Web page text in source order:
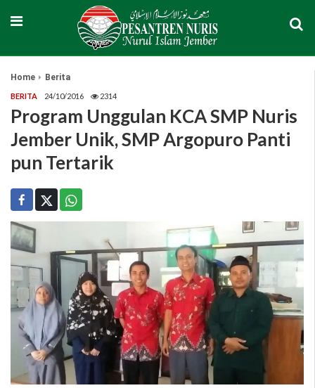
Home Berita
BERITA 24/10/2016 2314
Program Unggulan KCA SMP Nuris
Jember Unik, SMP Argopuro Panti
pun Tertarik